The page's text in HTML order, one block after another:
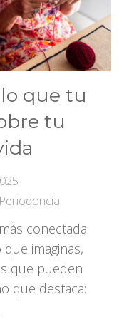
que tu
tu
Periodoncia
conectada
imaginas,
que pueden
que destaca: